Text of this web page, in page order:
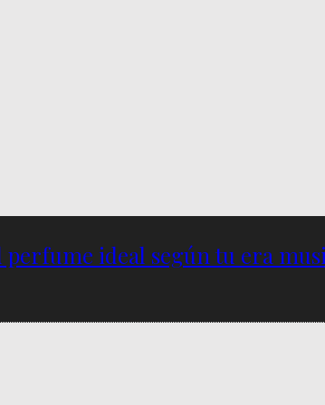
ideal según tu era